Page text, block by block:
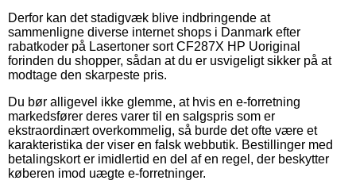
Derfor kan det stadigvæk blive indbringende at
sammenligne diverse internet shops i Danmark efter
rabatkoder på Lasertoner sort CF287X HP Uoriginal
forinden du shopper, sådan at du er usvigeligt sikker på at
modtage den skarpeste pris.
Du bør alligevel ikke glemme, at hvis en e-forretning
markedsfører deres varer til en salgspris som er
ekstraordinært overkommelig, så burde det ofte være et
karakteristika der viser en falsk webbutik. Bestillinger med
betalingskort er imidlertid en del af en regel, der beskytter
køberen imod uægte e-forretninger.